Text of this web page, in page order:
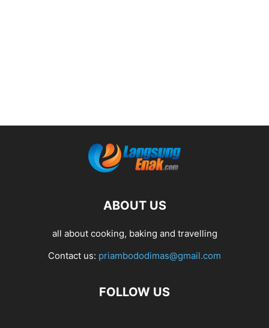
ABOUT US
all about cooking, baking and travelling
Contact us: priambododimas@gmail.com
FOLLOW US